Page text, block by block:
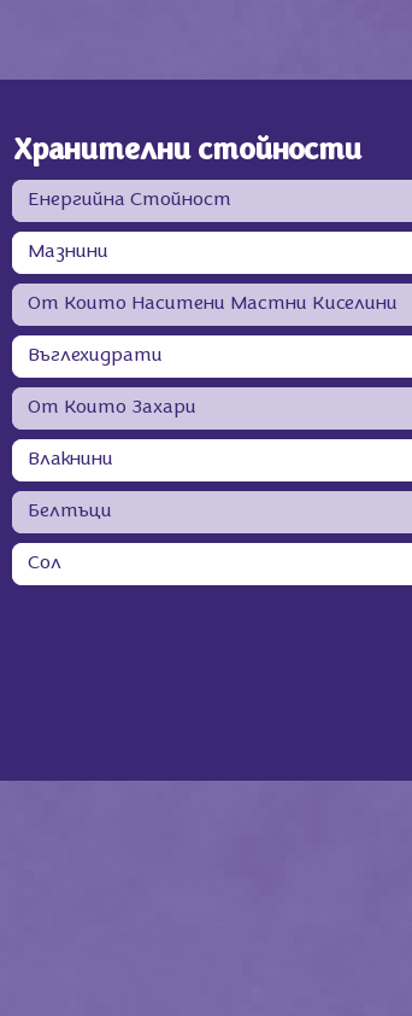
Хранителни стойности
Енергийна Стойност
Мазнини
От Които Наситени Мастни Киселини
Въглехидрати
От Които Захари
Влакнини
Белтъци
Сол